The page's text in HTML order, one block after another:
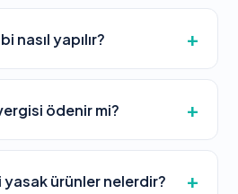
nasıl yapılır?
ödenir mi?
ürünler nelerdir?